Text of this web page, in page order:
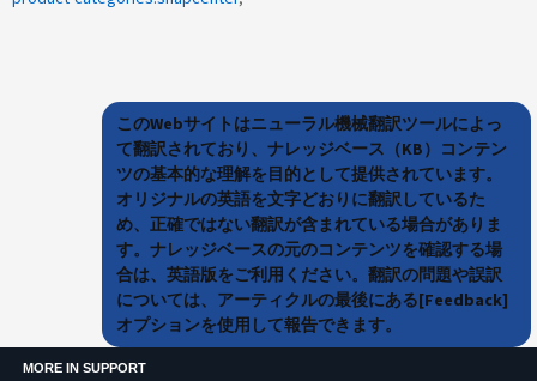
このWebサイトはニューラル機械翻訳ツールによっ
て翻訳されており、ナレッジベース（KB）コンテン
ツの基本的な理解を目的として提供されています。
オリジナルの英語を文字どおりに翻訳しているた
め、正確ではない翻訳が含まれている場合がありま
す。ナレッジベースの元のコンテンツを確認する場
合は、英語版をご利用ください。翻訳の問題や誤訳
については、アーティクルの最後にある[Feedback]
オプションを使用して報告できます。
MORE IN SUPPORT